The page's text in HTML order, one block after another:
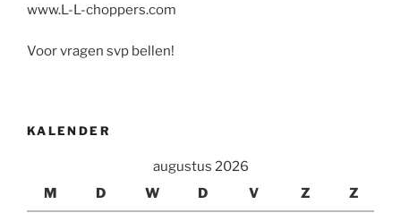
www.L-L-choppers.com
Voor vragen svp bellen!
KALENDER
augustus 2026
M
D W D V Z Z